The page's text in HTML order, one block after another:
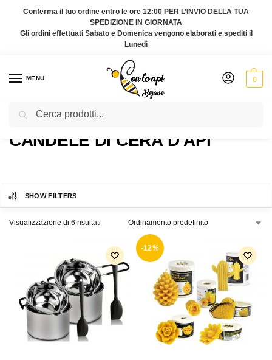
Conferma il tuo ordine entro le ore 12:00 PER L’INVIO DELLA TUA
SPEDIZIONE IN GIORNATA
Gli ordini effettuati Sabato e Domenica vengono elaborati e spediti il
Lunedì
MENU 0
Home Prodotti taggati “candele di cera d'api”
CANDELE DI CERA D'API
SHOW FILTERS
Visualizzazione di 6 risultati
-12%